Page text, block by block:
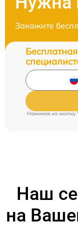
Закажите
Нажимая на кнопку
Наш
на